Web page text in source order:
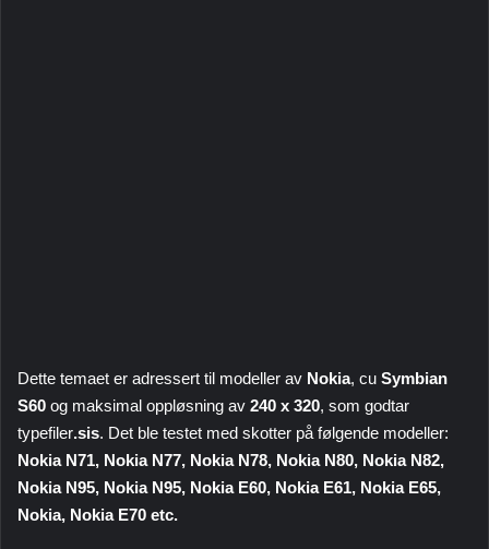
Dette temaet er adressert til modeller av Nokia, cu Symbian
S60 og maksimal oppløsning av 240 x 320, som godtar
typefiler.sis. Det ble testet med skotter på følgende modeller:
Nokia N71, Nokia N77, Nokia N78, Nokia N80, Nokia N82,
Nokia N95, Nokia N95, Nokia E60, Nokia E61, Nokia E65,
Nokia, Nokia E70 etc.